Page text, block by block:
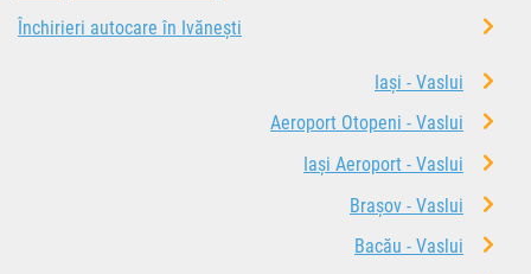
Închirieri autocare în Ivănești
Iași - Vaslui
Aeroport Otopeni - Vaslui
Iași Aeroport - Vaslui
Brașov - Vaslui
Bacău - Vaslui